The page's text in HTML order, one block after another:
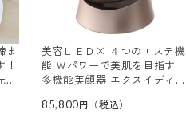
ま
専
美容ＬＥＤ× ４つのエステ機
能 Ｗパワーで美肌を目指す
多機能美顔器 エクスイディア
85,800